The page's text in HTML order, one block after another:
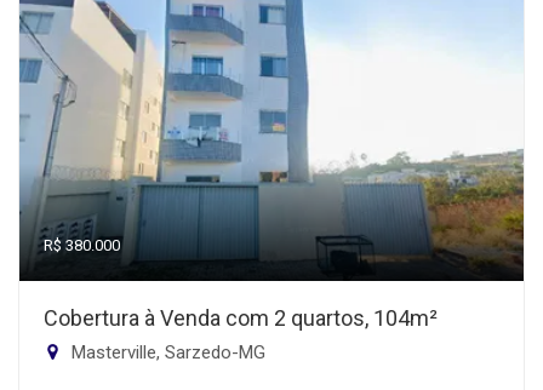
R$ 380.000
Cobertura à Venda com 2 quartos, 104m²
Masterville, Sarzedo-MG